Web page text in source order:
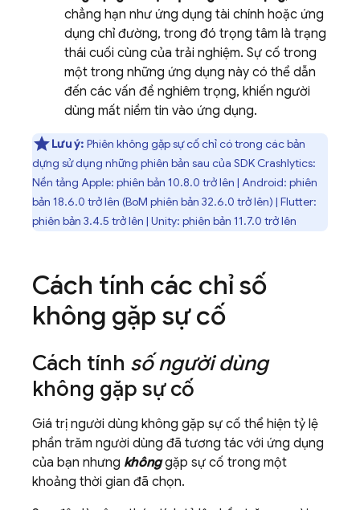
chẳng hạn như ứng dụng tài chính hoặc ứng
dụng chỉ đường, trong đó trọng tâm là trạng
thái cuối cùng của trải nghiệm. Sự cố trong
một trong những ứng dụng này có thể dẫn
đến các vấn đề nghiêm trọng, khiến người
dùng mất niềm tin vào ứng dụng.
Lưu ý: Phiên không gặp sự cố chỉ có trong các bản
dựng sử dụng những phiên bản sau của SDK Crashlytics:
Nền tảng Apple: phiên bản 10.8.0 trở lên | Android: phiên
bản 18.6.0 trở lên (BoM phiên bản 32.6.0 trở lên) | Flutter:
phiên bản 3.4.5 trở lên | Unity: phiên bản 11.7.0 trở lên
Cách tính các chỉ số
không gặp sự cố
Cách tính số người dùng
không gặp sự cố
Giá trị người dùng không gặp sự cố thể hiện tỷ lệ
phần trăm người dùng đã tương tác với ứng dụng
của bạn nhưng khônggặp sự cố trong một
khoảng thời gian đã chọn.